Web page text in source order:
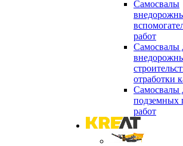
Самосвалы
работ
Самосвалы
отработки
Самосвалы
подземных
работ